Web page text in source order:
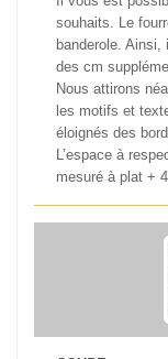
souhaits. Le
banderole.
des cm
Nous attirons
les motifs et
éloignés des
L’espace à
mesuré à plat +